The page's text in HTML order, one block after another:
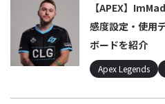
【APEX】
感度設定・使用
ボードを紹介
Apex Legends